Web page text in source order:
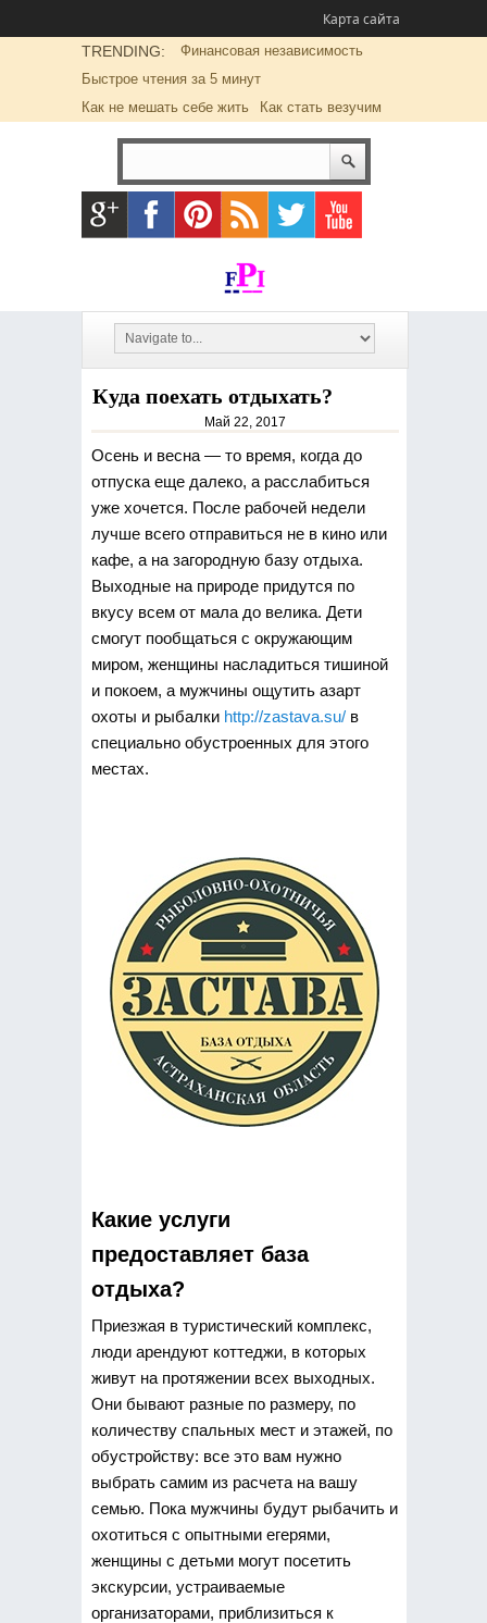
Карта сайта
TRENDING:
Финансовая независимость
Быстрое чтения за 5 минут
Как не мешать себе жить
Как стать везучим
Куда поехать отдыхать?
Май 22, 2017
Осень и весна — то время, когда до
отпуска еще далеко, а расслабиться
уже хочется. После рабочей недели
лучше всего отправиться не в кино или
кафе, а на загородную базу отдыха.
Выходные на природе придутся по
вкусу всем от мала до велика. Дети
смогут пообщаться с окружающим
миром, женщины насладиться тишиной
и покоем, а мужчины ощутить азарт
охоты и рыбалки http://zastava.su/в
специально обустроенных для этого
местах.
Какие услуги
предоставляет база
отдыха?
Приезжая в туристический комплекс,
люди арендуют коттеджи, в которых
живут на протяжении всех выходных.
Они бывают разные по размеру, по
количеству спальных мест и этажей, по
обустройству: все это вам нужно
выбрать самим из расчета на вашу
семью. Пока мужчины будут рыбачить и
охотиться с опытными егерями,
женщины с детьми могут посетить
экскурсии, устраиваемые
организаторами, приблизиться к